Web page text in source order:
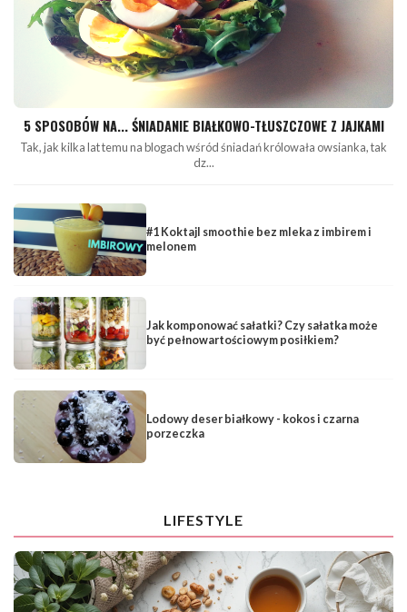
5 SPOSOBÓW NA... ŚNIADANIE BIAŁKOWO-TŁUSZCZOWE Z JAJKAMI
Tak, jak kilka lat temu na blogach wśród śniadań królowała owsianka, tak
dz...
#1 Koktajl smoothie bez mleka z imbirem i
melonem
Jak komponować sałatki? Czy sałatka może
być pełnowartościowym posiłkiem?
Lodowy deser białkowy - kokos i czarna
porzeczka
LIFESTYLE